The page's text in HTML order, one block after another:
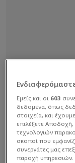
Εμείς και οι 603
δεδομένα, όπως
στοιχεία, και
επιλέξετε
τεχνολογιών
σκοποί που
συνεργάτες μας
παροχή υπηρεσιών.